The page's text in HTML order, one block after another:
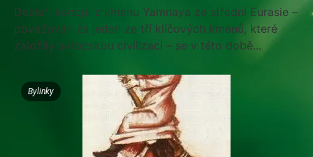
Dealeři konopí z kmenu Yamnaya ze střední Eurasie –
považován za jeden ze tří klíčových kmenů, které
založily evropskou civilizaci – se v této době...
Bylinky